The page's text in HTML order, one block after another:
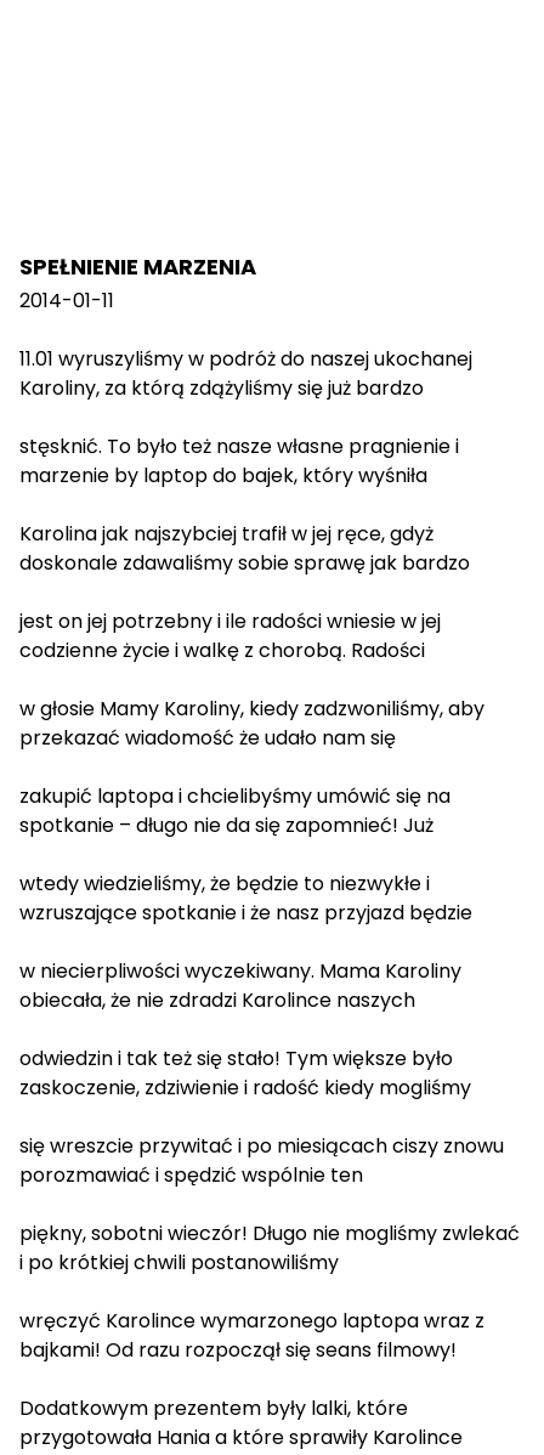
SPEŁNIENIE MARZENIA
2014-01-11
11.01 wyruszyliśmy w podróż do naszej ukochanej
Karoliny, za którą zdążyliśmy się już bardzo
stęsknić. To było też nasze własne pragnienie i
marzenie by laptop do bajek, który wyśniła
Karolina jak najszybciej trafił w jej ręce, gdyż
doskonale zdawaliśmy sobie sprawę jak bardzo
jest on jej potrzebny i ile radości wniesie w jej
codzienne życie i walkę z chorobą. Radości
w głosie Mamy Karoliny, kiedy zadzwoniliśmy, aby
przekazać wiadomość że udało nam się
zakupić laptopa i chcielibyśmy umówić się na
spotkanie – długo nie da się zapomnieć! Już
wtedy wiedzieliśmy, że będzie to niezwykłe i
wzruszające spotkanie i że nasz przyjazd będzie
w niecierpliwości wyczekiwany. Mama Karoliny
obiecała, że nie zdradzi Karolince naszych
odwiedzin i tak też się stało! Tym większe było
zaskoczenie, zdziwienie i radość kiedy mogliśmy
się wreszcie przywitać i po miesiącach ciszy znowu
porozmawiać i spędzić wspólnie ten
piękny, sobotni wieczór! Długo nie mogliśmy zwlekać
i po krótkiej chwili postanowiliśmy
wręczyć Karolince wymarzonego laptopa wraz z
bajkami! Od razu rozpoczął się seans filmowy!
Dodatkowym prezentem były lalki, które
przygotowała Hania a które sprawiły Karolince